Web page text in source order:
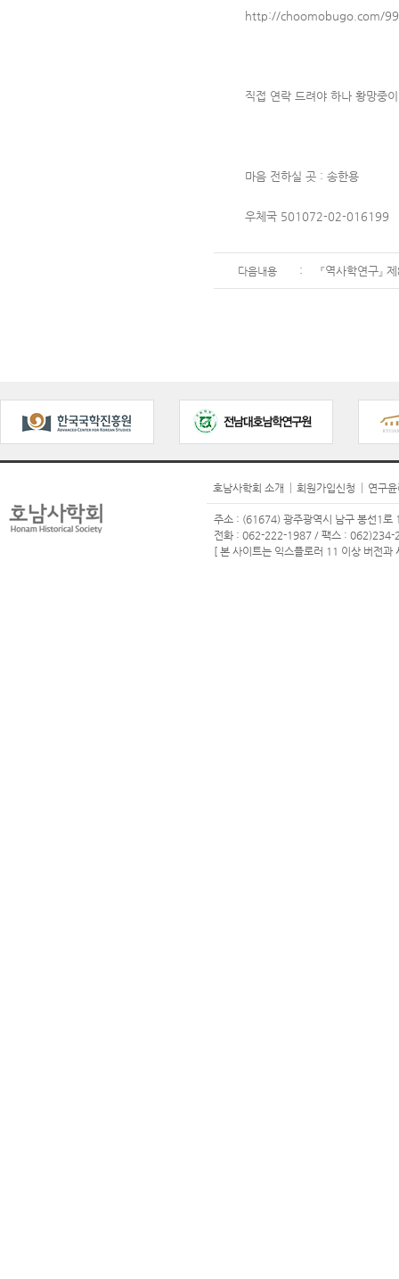
http://choomobugo.com/
직접 연락 드려야 하나 황망중
마음 전하실 곳 : 송한용
우체국 501072-02-016199
다음내용 : 『역사학연구』
호남사학회 소개 회원가입신청 연구
주소 : (61674) 광주광역시 남구 봉선1
전화 : 062-222-1987 / 팩스 :
[ 본 사이트는 익스플로러 11 이상 버전